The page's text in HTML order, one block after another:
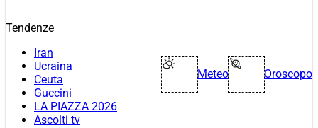
Tendenze
Iran
Ucraina
Ceuta
Guccini
LA PIAZZA 2026
Ascolti tv
Meteo Oroscopo